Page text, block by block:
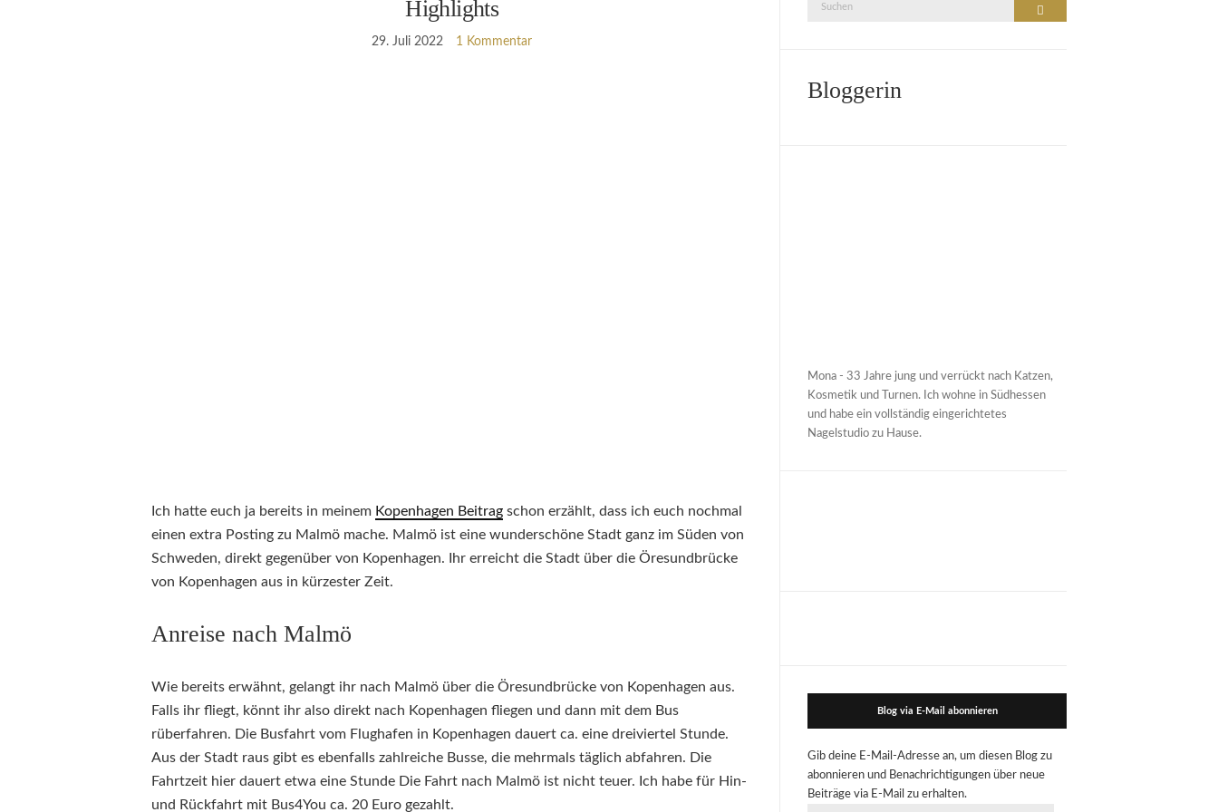
Highlights
29. Juli 2022 1 Kommentar
Ich hatte euch ja bereits in meinem Kopenhagen Beitrag schon erzählt, dass ich euch nochmal
einen extra Posting zu Malmö mache. Malmö ist eine wunderschöne Stadt ganz im Süden von
Schweden, direkt gegenüber von Kopenhagen. Ihr erreicht die Stadt über die Öresundbrücke
von Kopenhagen aus in kürzester Zeit.
Anreise nach Malmö
Wie bereits erwähnt, gelangt ihr nach Malmö über die Öresundbrücke von Kopenhagen aus.
Falls ihr fliegt, könnt ihr also direkt nach Kopenhagen fliegen und dann mit dem Bus
rüberfahren. Die Busfahrt vom Flughafen in Kopenhagen dauert ca. eine dreiviertel Stunde.
Aus der Stadt raus gibt es ebenfalls zahlreiche Busse, die mehrmals täglich abfahren. Die
Fahrtzeit hier dauert etwa eine Stunde Die Fahrt nach Malmö ist nicht teuer. Ich habe für Hin-
und Rückfahrt mit Bus4You ca. 20 Euro gezahlt.
Suchen
Bloggerin
Mona - 33 Jahre jung und verrückt nach Katzen,
Kosmetik und Turnen. Ich wohne in Südhessen
und habe ein vollständig eingerichtetes
Nagelstudio zu Hause.
Blog via E-Mail abonnieren
Gib deine E-Mail-Adresse an, um diesen Blog zu
abonnieren und Benachrichtigungen über neue
Beiträge via E-Mail zu erhalten.